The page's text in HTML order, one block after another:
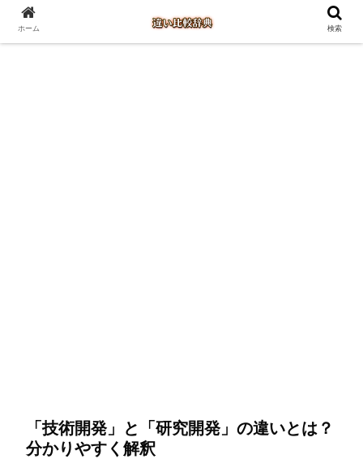
「技術開発」と「研究開発」の違いとは？
分かりやすく解釈
ホーム 検索